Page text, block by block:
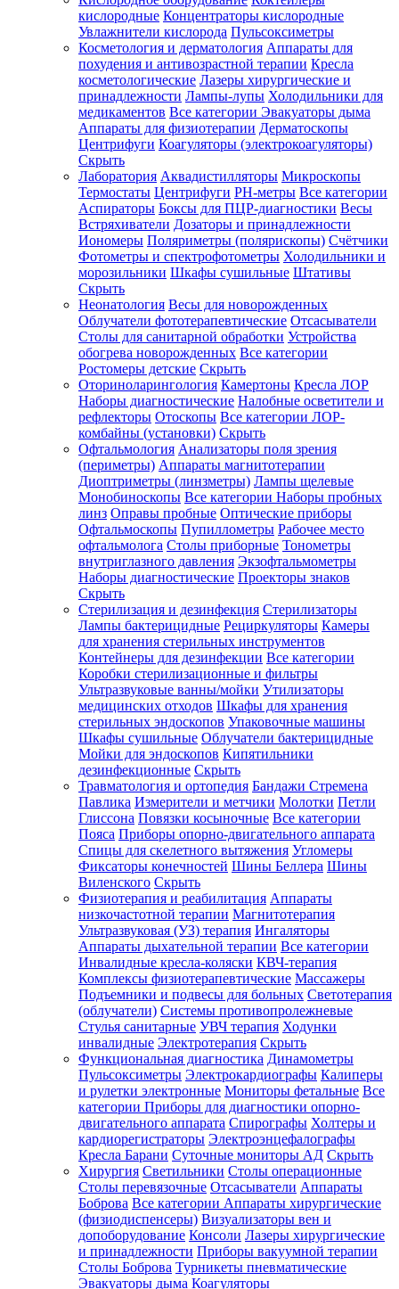
Зарегистрироваться
Зачем
регистрироваться?
Все
покупки
одном
месте
Личный
менеджер
Отслеживание
статуса
заказа
кислородные Концентраторы кислородные
Увлажнители кислорода Пульсоксиметры
Косметология и дерматология Аппараты для
похудения и антивозрастной терапии Кресла
косметологические Лазеры хирургические и
принадлежности Лампы-лупы Холодильники для
медикаментов Все категории Эвакуаторы дыма
Аппараты для физиотерапии Дерматоскопы
Центрифуги Коагуляторы (электрокоагуляторы)
Скрыть
Лаборатория Аквадистилляторы Микроскопы
Термостаты Центрифуги PH-метры Все категории
Аспираторы Боксы для ПЦР-диагностики Весы
Встряхиватели Дозаторы и принадлежности
Иономеры Поляриметры (полярископы) Счётчики
Фотометры и спектрофотометры Холодильники и
морозильники Шкафы сушильные Штативы
Скрыть
Неонатология Весы для новорожденных
Облучатели фототерапевтические Отсасыватели
Столы для санитарной обработки Устройства
обогрева новорожденных Все категории
Ростомеры детские Скрыть
Оториноларингология Камертоны Кресла ЛОР
Наборы диагностические Налобные осветители и
рефлекторы Отоскопы Все категории ЛОР-
комбайны (установки) Скрыть
Офтальмология Анализаторы поля зрения
(периметры) Аппараты магнитотерапии
Диоптриметры (линзметры) Лампы щелевые
Монобиноскопы Все категории Наборы пробных
линз Оправы пробные Оптические приборы
Офтальмоскопы Пупиллометры Рабочее место
офтальмолога Столы приборные Тонометры
внутриглазного давления Экзофтальмометры
Наборы диагностические Проекторы знаков
Скрыть
Стерилизация и дезинфекция Стерилизаторы
Лампы бактерицидные Рециркуляторы Камеры
для хранения стерильных инструментов
Контейнеры для дезинфекции Все категории
Коробки стерилизационные и фильтры
Ультразвуковые ванны/мойки Утилизаторы
медицинских отходов Шкафы для хранения
стерильных эндоскопов Упаковочные машины
Шкафы сушильные Облучатели бактерицидные
Мойки для эндоскопов Кипятильники
дезинфекционные Скрыть
Травматология и ортопедия Бандажи Стремена
Павлика Измерители и метчики Молотки Петли
Глиссона Повязки косыночные Все категории
Пояса Приборы опорно-двигательного аппарата
Спицы для скелетного вытяжения Угломеры
Фиксаторы конечностей Шины Беллера Шины
Виленского Скрыть
Физиотерапия и реабилитация Аппараты
низкочастотной терапии Магнитотерапия
Ультразвуковая (УЗ) терапия Ингаляторы
Аппараты дыхательной терапии Все категории
Инвалидные кресла-коляски КВЧ-терапия
Комплексы физиотерапевтические Массажеры
Подъемники и подвесы для больных Светотерапия
(облучатели) Системы противопролежневые
Стулья санитарные УВЧ терапия Ходунки
инвалидные Электротерапия Скрыть
Функциональная диагностика Динамометры
Пульсоксиметры Электрокардиографы Калиперы
и рулетки электронные Мониторы фетальные Все
категории Приборы для диагностики опорно-
двигательного аппарата Спирографы Холтеры и
кардиорегистраторы Электроэнцефалографы
Кресла Барани Суточные мониторы АД Скрыть
Хирургия Светильники Столы операционные
Столы перевязочные Отсасыватели Аппараты
Боброва Все категории Аппараты хирургические
(физиодиспенсеры) Визуализаторы вен и
допоборудование Консоли Лазеры хирургические
и принадлежности Приборы вакуумной терапии
Столы Боброва Турникеты пневматические
Эвакуаторы дыма Коагуляторы